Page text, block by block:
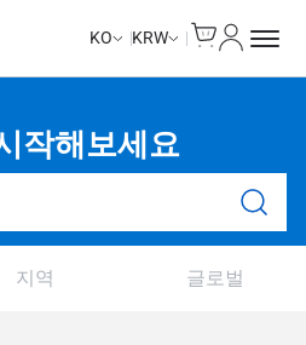
KO KRW
작해보세요
지역 글로벌